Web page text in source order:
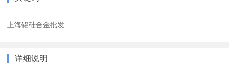
上海铝硅合金批发
详细说明